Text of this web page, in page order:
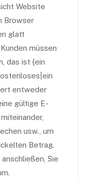
Website
Browser
glatt
müssen
das ist {ein
entweder
gültige E-
usw., um
Betrag.
Sie